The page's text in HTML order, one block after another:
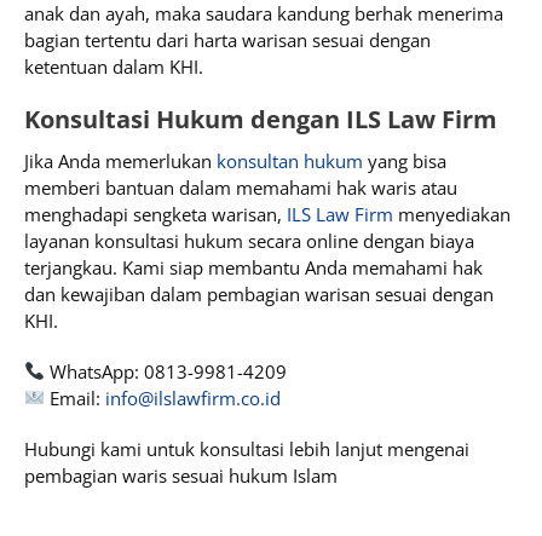
anak dan ayah, maka saudara kandung berhak menerima
bagian tertentu dari harta warisan sesuai dengan
ketentuan dalam KHI.
Konsultasi Hukum dengan ILS Law Firm
Jika Anda memerlukan konsultan hukum yang bisa
memberi bantuan dalam memahami hak waris atau
menghadapi sengketa warisan, ILS Law Firm menyediakan
layanan konsultasi hukum secara online dengan biaya
terjangkau. Kami siap membantu Anda memahami hak
dan kewajiban dalam pembagian warisan sesuai dengan
KHI.
WhatsApp: 0813-9981-4209
Email: info@ilslawfirm.co.id
Hubungi kami untuk konsultasi lebih lanjut mengenai
pembagian waris sesuai hukum Islam